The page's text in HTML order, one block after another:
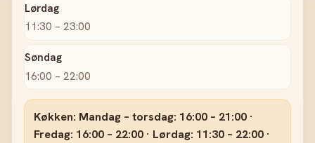
Lørdag
11:30 – 23:00
Søndag
16:00 – 22:00
Køkken: Mandag – torsdag: 16:00 – 21:00 ·
Fredag: 16:00 – 22:00 · Lørdag: 11:30 – 22:00 ·